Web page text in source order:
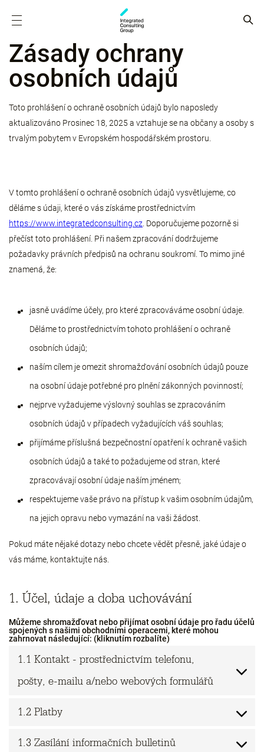
Zásady ochrany
osobních údajů
Toto prohlášení o ochraně osobních údajů bylo naposledy
aktualizováno Prosinec 18, 2025 a vztahuje se na občany a osoby s
trvalým pobytem v Evropském hospodářském prostoru.
V tomto prohlášení o ochraně osobních údajů vysvětlujeme, co
děláme s údaji, které o vás získáme prostřednictvím
https://www.integratedconsulting.cz . Doporučujeme pozorně si
přečíst toto prohlášení. Při našem zpracování dodržujeme
požadavky právních předpisů na ochranu soukromí. To mimo jiné
znamená, že:
jasně uvádíme účely, pro které zpracováváme osobní údaje.
Děláme to prostřednictvím tohoto prohlášení o ochraně
osobních údajů;
naším cílem je omezit shromažďování osobních údajů pouze
na osobní údaje potřebné pro plnění zákonných povinností;
nejprve vyžadujeme výslovný souhlas se zpracováním
osobních údajů v případech vyžadujících váš souhlas;
přijímáme příslušná bezpečnostní opatření k ochraně vašich
osobních údajů a také to požadujeme od stran, které
zpracovávají osobní údaje naším jménem;
respektujeme vaše právo na přístup k vašim osobním údajům,
na jejich opravu nebo vymazání na vaši žádost.
Pokud máte nějaké dotazy nebo chcete vědět přesně, jaké údaje o
vás máme, kontaktujte nás.
1. Účel, údaje a doba uchovávání
Můžeme shromažďovat nebo přijímat osobní údaje pro řadu účelů
spojených s našimi obchodními operacemi, které mohou
zahrnovat následující: (kliknutím rozbalíte)
1.1 Kontakt - prostřednictvím telefonu,
pošty, e-mailu a/nebo webových formulářů
1.2 Platby
1.3 Zasílání informačních bulletinů